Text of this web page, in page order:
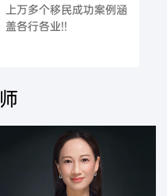
上万多个移民成功案例涵
盖各行各业!!